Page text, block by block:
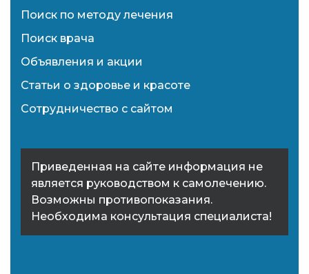
Поиск по методу лечения
Поиск врача
Объявления и акции
Статьи о здоровье и красоте
Сотрудничество с сайтом
Приведенная на сайте информация не
является руководством к самолечению.
Возможны противопоказания.
Необходима консультация специалиста!